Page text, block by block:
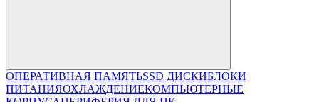
ОПЕРАТИВНАЯ ПАМЯТЬSSD ДИСКИБЛОКИ
ПИТАНИЯОХЛАЖДЕНИЕКОМПЬЮТЕРНЫЕ